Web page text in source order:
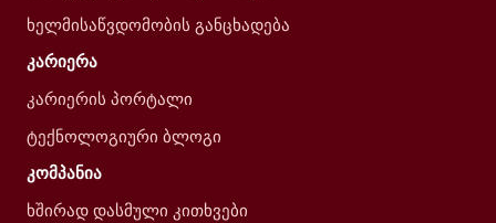
ხელმისაწვდომობის განცხადება
კარიერა
კარიერის პორტალი
ტექნოლოგიური ბლოგი
კომპანია
ხშირად დასმული კითხვები